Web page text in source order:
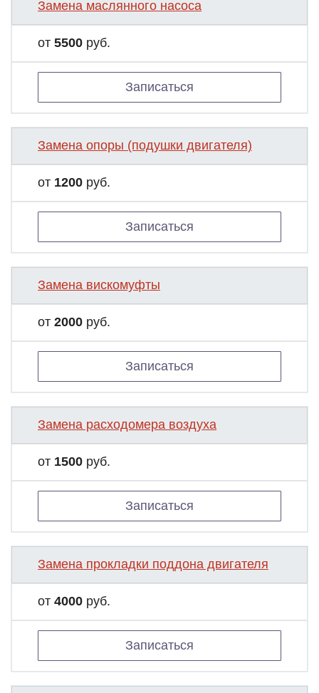
Замена маслянного насоса
от 5500 руб.
Записаться
Замена опоры (подушки двигателя)
от 1200 руб.
Записаться
Замена вискомуфты
от 2000 руб.
Записаться
Замена расходомера воздуха
от 1500 руб.
Записаться
Замена прокладки поддона двигателя
от 4000 руб.
Записаться